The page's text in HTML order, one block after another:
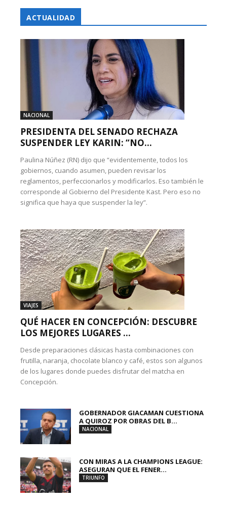
ACTUALIDAD
NACIONAL
PRESIDENTA DEL SENADO RECHAZA
SUSPENDER LEY KARIN: “NO...
Paulina Núñez (RN) dijo que “evidentemente, todos los
gobiernos, cuando asumen, pueden revisar los
reglamentos, perfeccionarlos y modificarlos. Eso también le
corresponde al Gobierno del Presidente Kast. Pero eso no
significa que haya que suspender la ley”.
VIAJES
QUÉ HACER EN CONCEPCIÓN: DESCUBRE
LOS MEJORES LUGARES ...
Desde preparaciones clásicas hasta combinaciones con
frutilla, naranja, chocolate blanco y café, estos son algunos
de los lugares donde puedes disfrutar del matcha en
Concepción.
GOBERNADOR GIACAMAN CUESTIONA
A QUIROZ POR OBRAS DEL B...
NACIONAL
CON MIRAS A LA CHAMPIONS LEAGUE:
ASEGURAN QUE EL FENER...
TRIUNFO